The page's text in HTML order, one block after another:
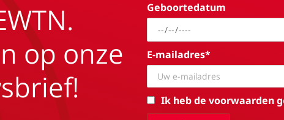
op onze
Geboortedatum
E-mailadres*
Ik heb de voorwaarden